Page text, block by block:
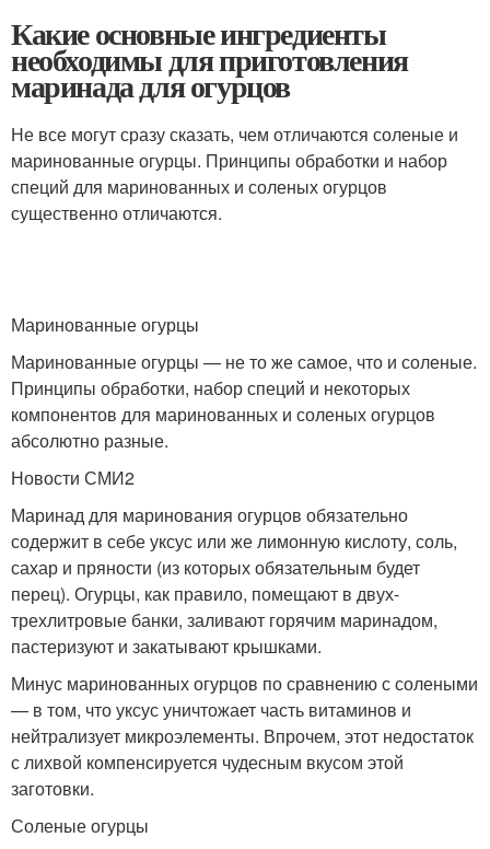
Какие основные ингредиенты
необходимы для приготовления
маринада для огурцов
Не все могут сразу сказать, чем отличаются соленые и
маринованные огурцы. Принципы обработки и набор
специй для маринованных и соленых огурцов
существенно отличаются.
Маринованные огурцы
Маринованные огурцы — не то же самое, что и соленые.
Принципы обработки, набор специй и некоторых
компонентов для маринованных и соленых огурцов
абсолютно разные.
Новости СМИ2
Маринад для маринования огурцов обязательно
содержит в себе уксус или же лимонную кислоту, соль,
сахар и пряности (из которых обязательным будет
перец). Огурцы, как правило, помещают в двух-
трехлитровые банки, заливают горячим маринадом,
пастеризуют и закатывают крышками.
Минус маринованных огурцов по сравнению с солеными
— в том, что уксус уничтожает часть витаминов и
нейтрализует микроэлементы. Впрочем, этот недостаток
с лихвой компенсируется чудесным вкусом этой
заготовки.
Соленые огурцы